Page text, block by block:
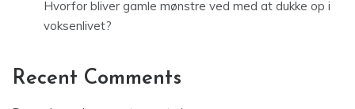
Hvorfor bliver gamle mønstre ved med at dukke op i
voksenlivet?
Recent Comments